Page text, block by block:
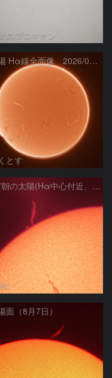
のプロキオン
太陽 Hα線全面像 2026/08/07
とす
8/7朝の太陽(Hα中心付近、プロミネンス)
面（8月7日）